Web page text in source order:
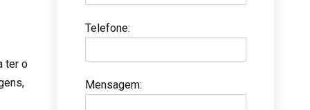
ter o
Telefone:
Mensagem: